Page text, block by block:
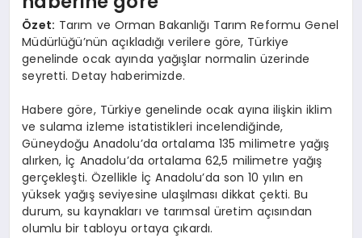
Özet: Tarım ve Orman Bakanlığı Tarım Reformu Genel
Müdürlüğü’nün açıkladığı verilere göre, Türkiye
genelinde ocak ayında yağışlar normalin üzerinde
seyretti. Detay haberimizde.
Habere göre, Türkiye genelinde ocak ayına ilişkin iklim
ve sulama izleme istatistikleri incelendiğinde,
Güneydoğu Anadolu’da ortalama 135 milimetre yağış
alırken, İç Anadolu’da ortalama 62,5 milimetre yağış
gerçekleşti. Özellikle İç Anadolu’da son 10 yılın en
yüksek yağış seviyesine ulaşılması dikkat çekti. Bu
durum, su kaynakları ve tarımsal üretim açısından
olumlu bir tabloyu ortaya çıkardı.